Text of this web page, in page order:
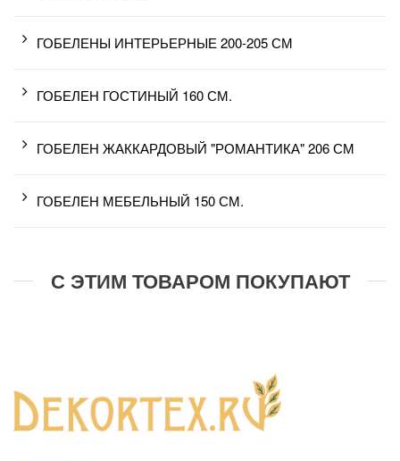
ГОБЕЛЕНЫ ИНТЕРЬЕРНЫЕ 200-205 СМ
ГОБЕЛЕН ГОСТИНЫЙ 160 СМ.
ГОБЕЛЕН ЖАККАРДОВЫЙ "РОМАНТИКА" 206 СМ
ГОБЕЛЕН МЕБЕЛЬНЫЙ 150 СМ.
С ЭТИМ ТОВАРОМ ПОКУПАЮТ